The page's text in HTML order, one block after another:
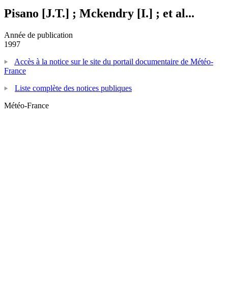
Pisano [J.T.] ; Mckendry [I.] ; et al...
Année de publication
1997
Accès à la notice sur le site du portail documentaire de Météo-
France
Liste complète des notices publiques
Météo-France